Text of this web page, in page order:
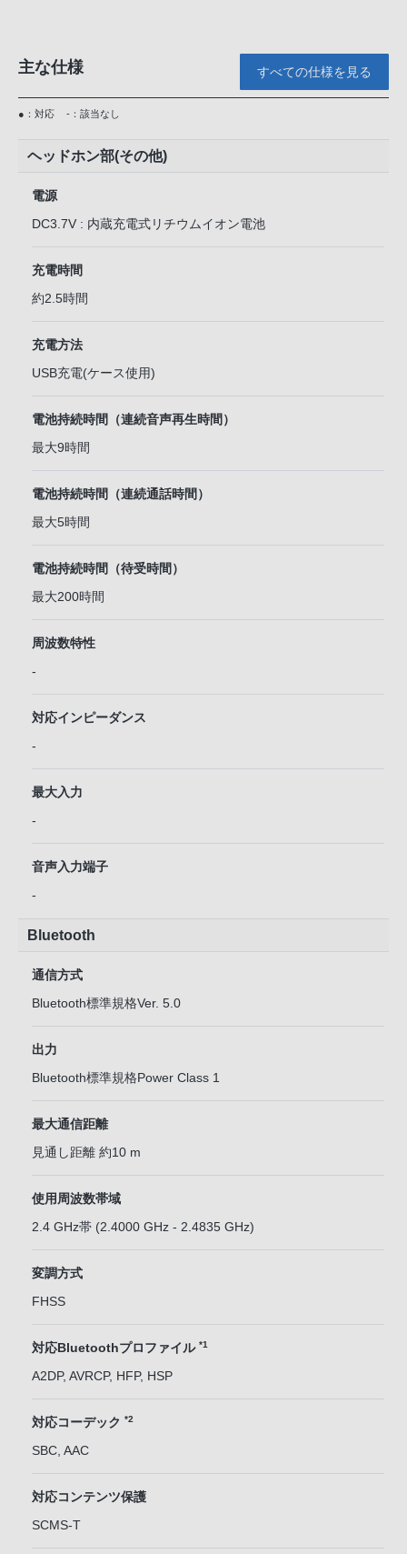
主な仕様 すべての仕様を見る
●：対応 -：該当なし
ヘッドホン部(その他)
電源
DC3.7V : 内蔵充電式リチウムイオン電池
充電時間
約2.5時間
充電方法
USB充電(ケース使用)
電池持続時間（連続音声再生時間）
最大9時間
電池持続時間（連続通話時間）
最大5時間
電池持続時間（待受時間）
最大200時間
周波数特性
-
対応インピーダンス
-
最大入力
-
音声入力端子
-
Bluetooth
通信方式
Bluetooth標準規格Ver. 5.0
出力
Bluetooth標準規格Power Class 1
最大通信距離
見通し距離 約10 m
使用周波数帯域
2.4 GHz帯 (2.4000 GHz - 2.4835 GHz)
変調方式
FHSS
対応Bluetoothプロファイル *1
A2DP, AVRCP, HFP, HSP
対応コーデック *2
SBC, AAC
対応コンテンツ保護
SCMS-T